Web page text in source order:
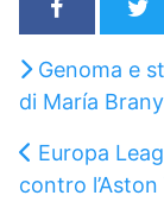
Genoma e
di María
Europa
contro l’Aston